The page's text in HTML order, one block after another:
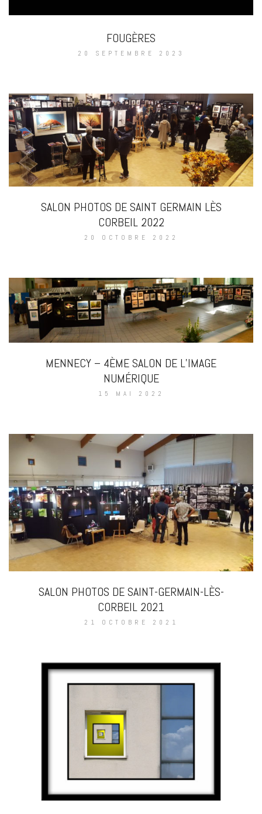
FOUGÈRES
20 SEPTEMBRE 2023
SALON PHOTOS DE SAINT GERMAIN LÈS
CORBEIL 2022
20 OCTOBRE 2022
MENNECY – 4ÈME SALON DE L’IMAGE
NUMÉRIQUE
15 MAI 2022
SALON PHOTOS DE SAINT-GERMAIN-LÈS-
CORBEIL 2021
21 OCTOBRE 2021